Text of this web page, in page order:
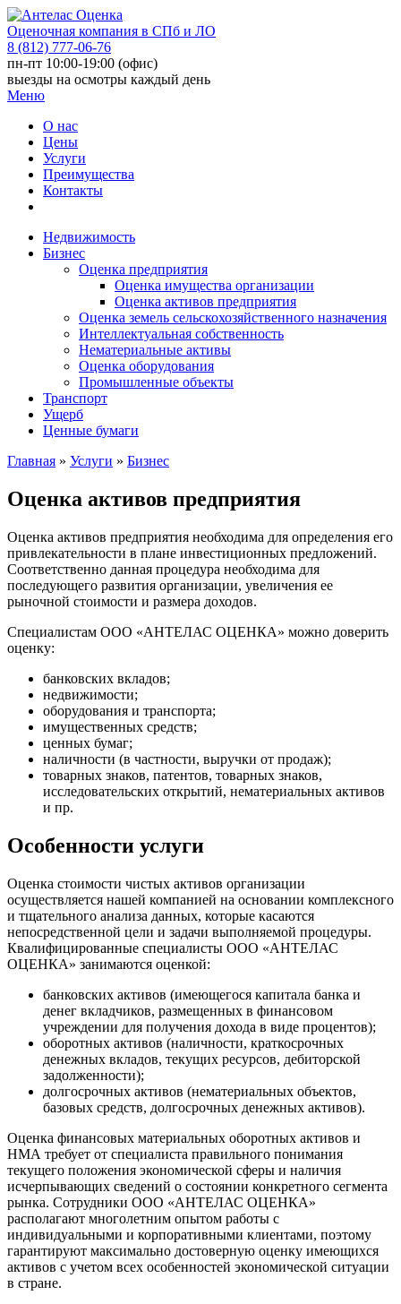
Оценочная компания в СПб и ЛО
8 (812) 777-06-76
пн-пт 10:00-19:00 (офис)
выезды на осмотры каждый день
Меню
О нас
Цены
Услуги
Преимущества
Контакты
Недвижимость
Бизнес
Оценка предприятия
Оценка имущества организации
Оценка активов предприятия
Оценка земель сельскохозяйственного назначения
Интеллектуальная собственность
Нематериальные активы
Оценка оборудования
Промышленные объекты
Транспорт
Ущерб
Ценные бумаги
Главная » Услуги » Бизнес
Оценка активов предприятия
Оценка активов предприятия необходима для определения его
привлекательности в плане инвестиционных предложений.
Соответственно данная процедура необходима для
последующего развития организации, увеличения ее
рыночной стоимости и размера доходов.
Специалистам ООО «АНТЕЛАС ОЦЕНКА» можно доверить
оценку:
банковских вкладов;
недвижимости;
оборудования и транспорта;
имущественных средств;
ценных бумаг;
наличности (в частности, выручки от продаж);
товарных знаков, патентов, товарных знаков,
исследовательских открытий, нематериальных активов
и пр.
Особенности услуги
Оценка стоимости чистых активов организации
осуществляется нашей компанией на основании комплексного
и тщательного анализа данных, которые касаются
непосредственной цели и задачи выполняемой процедуры.
Квалифицированные специалисты ООО «АНТЕЛАС
ОЦЕНКА» занимаются оценкой:
банковских активов (имеющегося капитала банка и
денег вкладчиков, размещенных в финансовом
учреждении для получения дохода в виде процентов);
оборотных активов (наличности, краткосрочных
денежных вкладов, текущих ресурсов, дебиторской
задолженности);
долгосрочных активов (нематериальных объектов,
базовых средств, долгосрочных денежных активов).
Оценка финансовых материальных оборотных активов и
НМА требует от специалиста правильного понимания
текущего положения экономической сферы и наличия
исчерпывающих сведений о состоянии конкретного сегмента
рынка. Сотрудники ООО «АНТЕЛАС ОЦЕНКА»
располагают многолетним опытом работы с
индивидуальными и корпоративными клиентами, поэтому
гарантируют максимально достоверную оценку имеющихся
активов с учетом всех особенностей экономической ситуации
в стране.